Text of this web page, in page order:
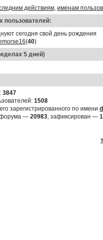
действиям, именам
пользователей:
сегодня свой день рождения
(40)
5 дней)
3847
1508
зарегистрированного по имени
форума — 20983, зафиксирован —